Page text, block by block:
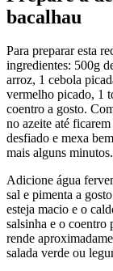
bacalhau
Para preparar esta
ingredientes: 500g
arroz, 1 cebola
vermelho picado, 1
coentro a gosto.
no azeite até
desfiado e mexa
mais alguns minutos.
Adicione água
sal e pimenta a
esteja macio e o
salsinha e o coentro
rende
salada verde ou